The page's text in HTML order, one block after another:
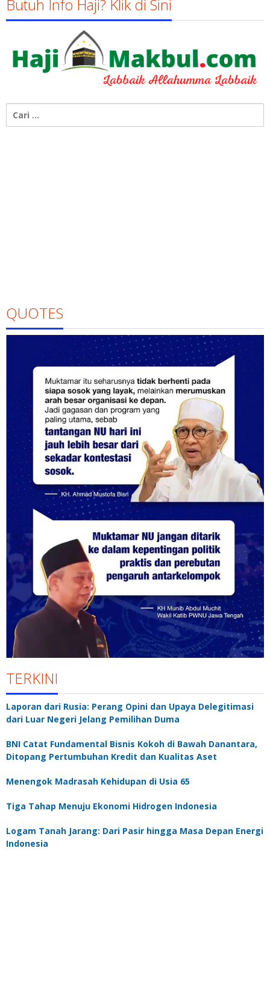
Butuh Info Haji? Klik di Sini
untuk:
QUOTES
TERKINI
Laporan dari Rusia: Perang Opini dan Upaya Delegitimasi
dari Luar Negeri Jelang Pemilihan Duma
BNI Catat Fundamental Bisnis Kokoh di Bawah Danantara,
Ditopang Pertumbuhan Kredit dan Kualitas Aset
Menengok Madrasah Kehidupan di Usia 65
Tiga Tahap Menuju Ekonomi Hidrogen Indonesia
Logam Tanah Jarang: Dari Pasir hingga Masa Depan Energi
Indonesia